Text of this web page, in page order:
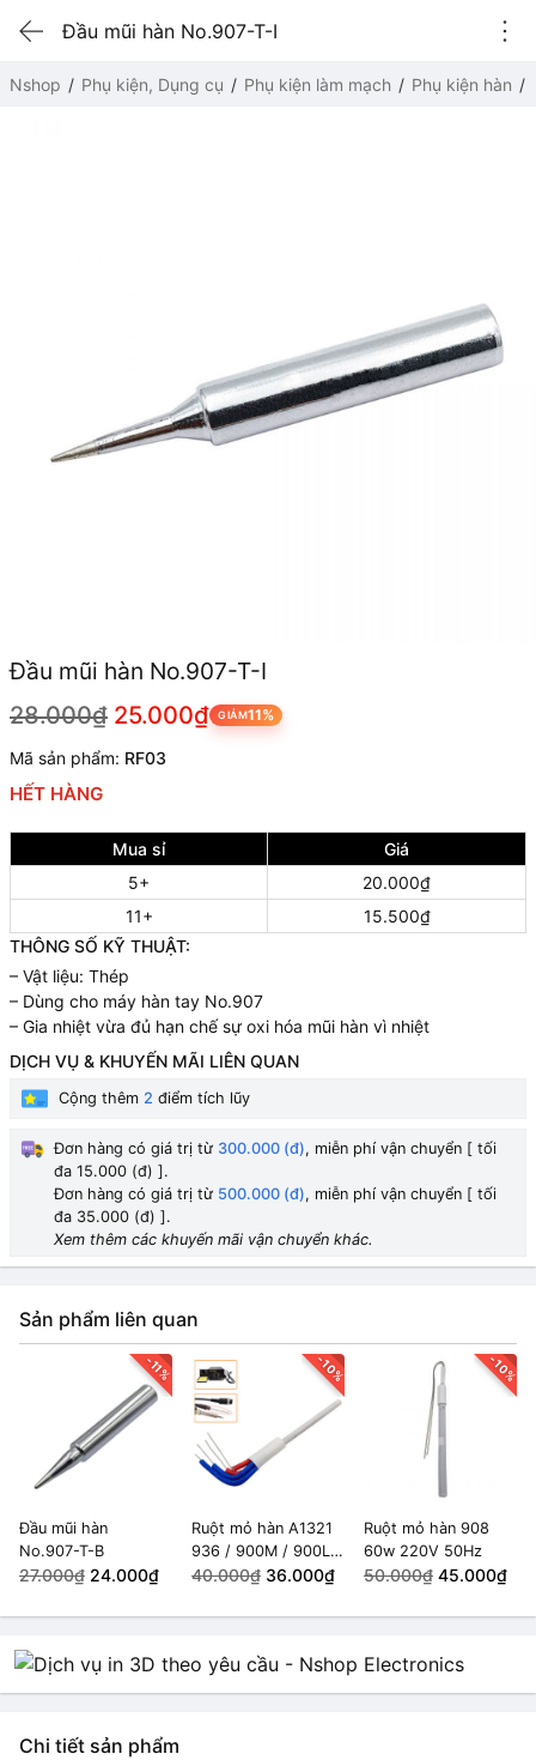
Đầu mũi hàn No.907-T-I
Nshop Phụ kiện, Dụng cụ Phụ kiện làm mạch Phụ kiện hàn
Đầu mũi hàn No.907-T-I
28.000₫ 25.000₫ GIẢM11%
Mã sản phẩm: RF03
HẾT HÀNG
Mua sỉ
Giá
5+
20.000₫
11+
15.500₫
THÔNG SỐ KỸ THUẬT:
– Vật liệu: Thép
– Dùng cho máy hàn tay No.907
– Gia nhiệt vừa đủ hạn chế sự oxi hóa mũi hàn vì nhiệt
DỊCH VỤ & KHUYẾN MÃI LIÊN QUAN
Cộng thêm 2 điểm tích lũy
Đơn hàng có giá trị từ 300.000 (đ), miễn phí vận chuyển [ tối
đa 15.000 (đ) ].
Đơn hàng có giá trị từ 500.000 (đ), miễn phí vận chuyển [ tối
đa 35.000 (đ) ].
Xem thêm các khuyến mãi vận chuyển khác.
Sản phẩm liên quan
-11%
Đầu mũi hàn
No.907-T-B
27.000₫ 24.000₫
-10%
Ruột mỏ hàn A1321
936 / 900M / 900L /
907 / 908 / 913 /
40.000₫ 36.000₫
-10%
Ruột mỏ hàn 908
60w 220V 50Hz
50.000₫ 45.000₫
Chi tiết sản phẩm